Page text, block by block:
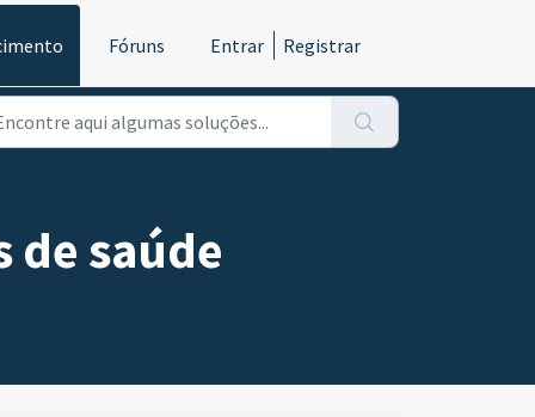
Fóruns Entrar Registrar
de saúde